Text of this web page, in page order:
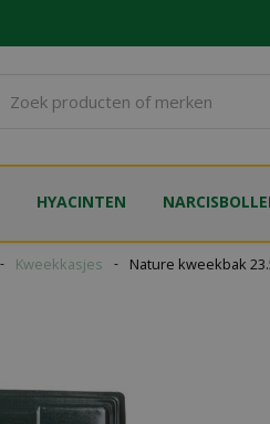
Kweekkasjes Nature kweekbak
HYACINTEN